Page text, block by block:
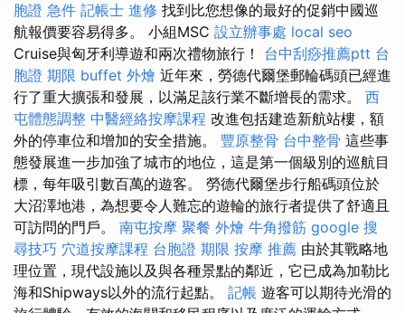
胞證 急件 記帳士 進修 找到比您想像的最好的促銷中國巡
航報價要容易得多。 小組MSC 設立辦事處 local seo
Cruise與匈牙利導遊和兩次禮物旅行！ 台中刮痧推薦ptt 台
胞證 期限 buffet 外燴 近年來，勞德代爾堡郵輪碼頭已經進
行了重大擴張和發展，以滿足該行業不斷增長的需求。 西
屯體態調整 中醫經絡按摩課程 改進包括建造新航站樓，額
外的停車位和增加的安全措施。 豐原整骨 台中整骨 這些事
態發展進一步加強了城市的地位，這是第一個級別的巡航目
標，每年吸引數百萬的遊客。 勞德代爾堡步行船碼頭位於
大沼澤地港，為想要令人難忘的遊輪的旅行者提供了舒適且
可訪問的門戶。 南屯按摩 聚餐 外燴 牛角撥筋 google 搜
尋技巧 穴道按摩課程 台胞證 期限 按摩 推薦 由於其戰略地
理位置，現代設施以及與各種景點的鄰近，它已成為加勒比
海和Shipways以外的流行起點。 記帳 遊客可以期待光滑的